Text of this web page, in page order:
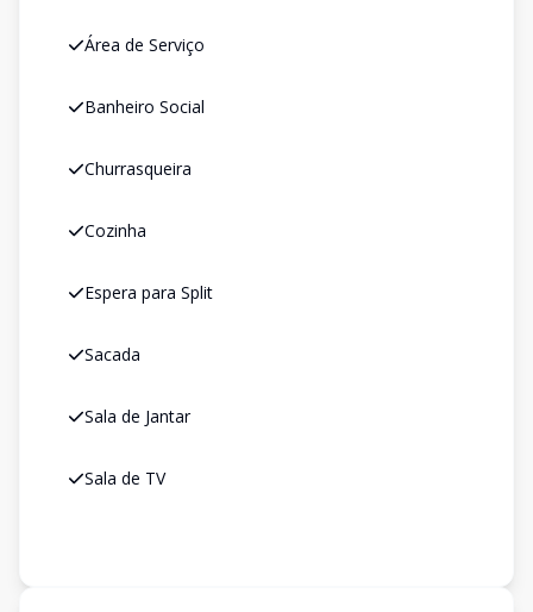
Área de Serviço
Banheiro Social
Churrasqueira
Cozinha
Espera para Split
Sacada
Sala de Jantar
Sala de TV